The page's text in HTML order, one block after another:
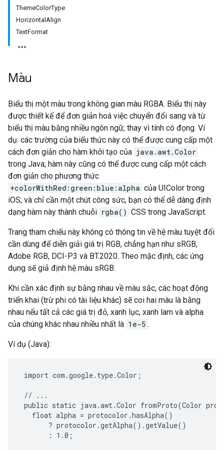
ThemeColorType
HorizontalAlign
TextFormat
Màu
Biểu thị một màu trong không gian màu RGBA. Biểu thị này
được thiết kế để đơn giản hoá việc chuyển đổi sang và từ
biểu thị màu bằng nhiều ngôn ngữ, thay vì tính cô đọng. Ví
dụ: các trường của biểu thức này có thể được cung cấp một
cách đơn giản cho hàm khởi tạo của java.awt.Color
trong Java; hàm này cũng có thể được cung cấp một cách
đơn giản cho phương thức
+colorWithRed:green:blue:alpha của UIColor trong
iOS; và chỉ cần một chút công sức, bạn có thể dễ dàng định
dạng hàm này thành chuỗi rgba() CSS trong JavaScript.
Trang tham chiếu này không có thông tin về hệ màu tuyệt đối
cần dùng để diễn giải giá trị RGB, chẳng hạn như sRGB,
Adobe RGB, DCI-P3 và BT.2020. Theo mặc định, các ứng
dụng sẽ giả định hệ màu sRGB.
Khi cần xác định sự bằng nhau về màu sắc, các hoạt động
triển khai (trừ phi có tài liệu khác) sẽ coi hai màu là bằng
nhau nếu tất cả các giá trị đỏ, xanh lục, xanh lam và alpha
của chúng khác nhau nhiều nhất là 1e-5 .
Ví dụ (Java):
import com.google.type.Color;
// ...
public static java.awt.Color fromProto(Color
   float alpha = protocolor.hasAlpha()
       ? protocolor.getAlpha().getValue()
       : 1.0;